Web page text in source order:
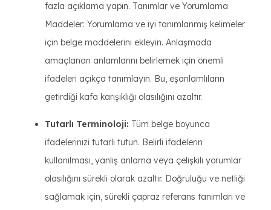
fazla açıklama yapın. Tanımlar ve Yorumlama
Maddeler: Yorumlama ve iyi tanımlanmış kelimeler
için belge maddelerini ekleyin. Anlaşmada
amaçlanan anlamlarını belirlemek için önemli
ifadeleri açıkça tanımlayın. Bu, eşanlamlıların
getirdiği kafa karışıklığı olasılığını azaltır.
Tutarlı Terminoloji: Tüm belge boyunca
ifadelerinizi tutarlı tutun. Belirli ifadelerin
kullanılması, yanlış anlama veya çelişkili yorumlar
olasılığını sürekli olarak azaltır. Doğruluğu ve netliği
sağlamak için, sürekli çapraz referans tanımları ve